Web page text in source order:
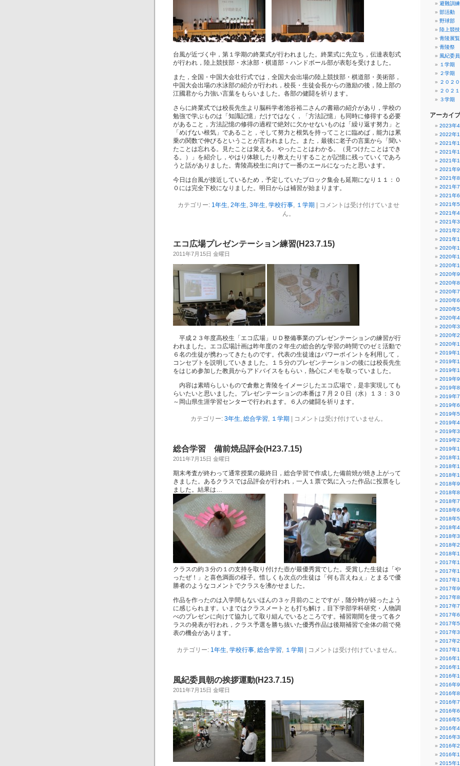
台風が近づく中，第１学期の終業式が行われました。終業式に先立ち，伝達表彰式
が行われ，陸上競技部・水泳部・棋道部・ハンドボール部が表彰を受けました。
また，全国・中国大会壮行式では，全国大会出場の陸上競技部・棋道部・美術部，
中国大会出場の水泳部の紹介が行われ，校長・生徒会長からの激励の後，陸上部の
江國君から力強い言葉をもらいました。各部の健闘を祈ります。
さらに終業式では校長先生より脳科学者池谷裕二さんの書籍の紹介があり，学校の
勉強で学ぶものは「知識記憶」だけではなく，「方法記憶」も同時に修得する必要
があること，方法記憶の修得の過程で絶対に欠かせないものは「繰り返す努力」と
「めげない根気」であること，そして努力と根気を持ってことに臨めば，能力は累
乗の関数で伸びるということが言われました。また，最後に老子の言葉から「聞い
たことは忘れる。見たことは覚える。やったことはわかる。（見つけたことはでき
る。）」を紹介し，やはり体験したり教えたりすることが記憶に残っていくであろ
うと話がありました。青陵高校生に向けて一番のエールになったと思います。
今日は台風が接近しているため，予定していたブロック集会も延期になり１１：０
０には完全下校になりました。明日からは補習が始まります。
カテゴリー: 1年生, 2年生, 3年生, 学校行事, １学期
コメントは受け付けていませ
ん。
エコ広場プレゼンテーション練習(H23.7.15)
2011年7月15日 金曜日
平成２３年度高校生「エコ広場」ＵＤ整備事業のプレゼンテーションの練習が行
われました。エコ広場計画は昨年度の２年生の総合的な学習の時間でのゼミ活動で
６名の生徒が携わってきたものです。代表の生徒達はパワーポイントを利用して，
コンセプトを説明していきました。１５分のプレゼンテーションの後には校長先生
をはじめ参加した教員からアドバイスをもらい，熱心にメモを取っていました。
内容は素晴らしいもので倉敷と青陵をイメージしたエコ広場で，是非実現しても
らいたいと思いました。プレゼンテーションの本番は７月２０日（水）１３：３０
～岡山県生涯学習センターで行われます。６人の健闘を祈ります。
カテゴリー: 3年生, 総合学習, １学期 コメントは受け付けていません。
総合学習 備前焼品評会(H23.7.15)
2011年7月15日 金曜日
期末考査が終わって通常授業の最終日，総合学習で作成した備前焼が焼き上がって
きました。あるクラスでは品評会が行われ，一人１票で気に入った作品に投票をし
ました。結果は…
クラスの約３分の１の支持を取り付けた壺が最優秀賞でした。受賞した生徒は「や
ったぜ！」と喜色満面の様子。惜しくも次点の生徒は「何も言えねぇ」とまるで優
勝者のようなコメントでクラスを沸かせました。
作品を作ったのは入学間もないほんの３ヶ月前のことですが，随分時が経ったよう
に感じられます。いまではクラスメートとも打ち解け，目下学部学科研究・人物調
べのプレゼンに向けて協力して取り組んでいるところです。補習期間を使って各ク
ラスの発表が行われ，クラス予選を勝ち抜いた優秀作品は後期補習で全体の前で発
表の機会があります。
カテゴリー: 1年生, 学校行事, 総合学習, １学期 コメントは受け付けていません。
風紀委員朝の挨拶運動(H23.7.15)
2011年7月15日 金曜日
避難訓練
部活動
野球部
陸上競
青陵展
青陵祭
風紀委員
１学期
２学期
２０２
２０２
３学期
アーカイブ
2023年4
2022年1
2021年
2021年
2021年
2021年9
2021年8
2021年7
2021年6
2021年5
2021年4
2021年3
2021年2
2021年1
2020年
2020年
2020年
2020年9
2020年8
2020年7
2020年6
2020年5
2020年4
2020年3
2020年2
2020年1
2019年
2019年
2019年
2019年9
2019年8
2019年7
2019年6
2019年5
2019年4
2019年3
2019年2
2019年1
2018年
2018年
2018年
2018年9
2018年8
2018年7
2018年6
2018年5
2018年4
2018年3
2018年2
2018年1
2017年
2017年
2017年
2017年9
2017年8
2017年7
2017年6
2017年5
2017年3
2017年2
2017年1
2016年
2016年
2016年
2016年9
2016年8
2016年7
2016年6
2016年5
2016年4
2016年3
2016年2
2016年1
2015年